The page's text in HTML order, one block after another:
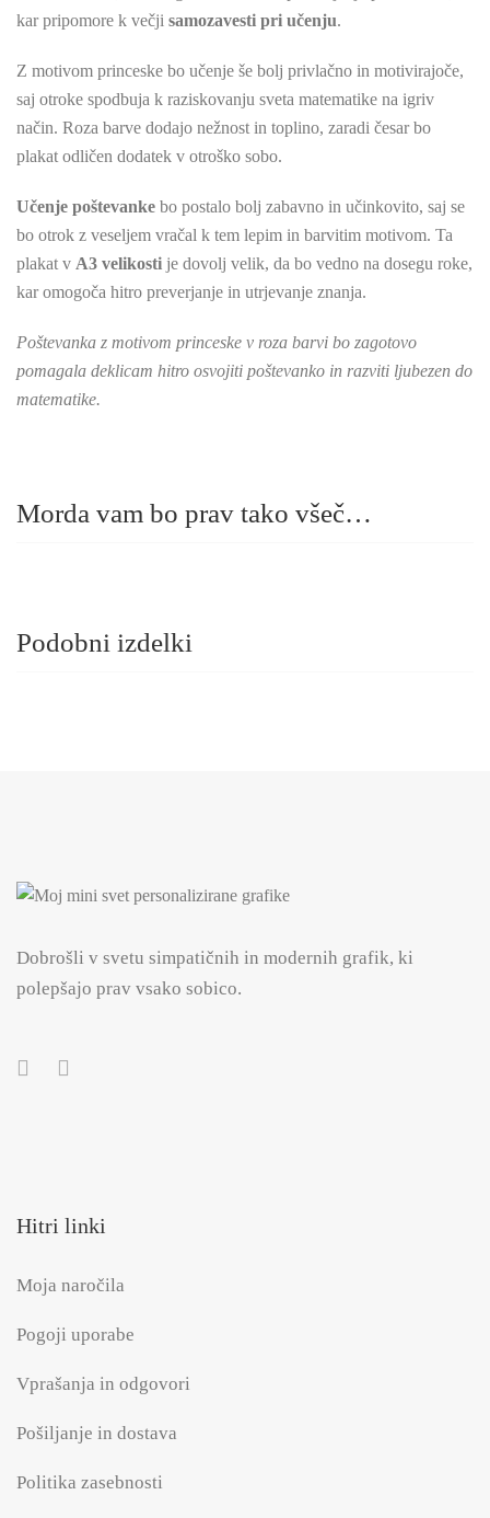
kar pripomore k večji samozavesti pri učenju.
Z motivom princeske bo učenje še bolj privlačno in motivirajoče,
saj otroke spodbuja k raziskovanju sveta matematike na igriv
način. Roza barve dodajo nežnost in toplino, zaradi česar bo
plakat odličen dodatek v otroško sobo.
Učenje poštevanke bo postalo bolj zabavno in učinkovito, saj se
bo otrok z veseljem vračal k tem lepim in barvitim motivom. Ta
plakat v A3 velikosti je dovolj velik, da bo vedno na dosegu roke,
kar omogoča hitro preverjanje in utrjevanje znanja.
Poštevanka z motivom princeske v roza barvi bo zagotovo
pomagala deklicam hitro osvojiti poštevanko in razviti ljubezen do
matematike.
Morda vam bo prav tako všeč…
Podobni izdelki
Dobrošli v svetu simpatičnih in modernih grafik, ki
polepšajo prav vsako sobico.
Hitri linki
Moja naročila
Pogoji uporabe
Vprašanja in odgovori
Pošiljanje in dostava
Politika zasebnosti